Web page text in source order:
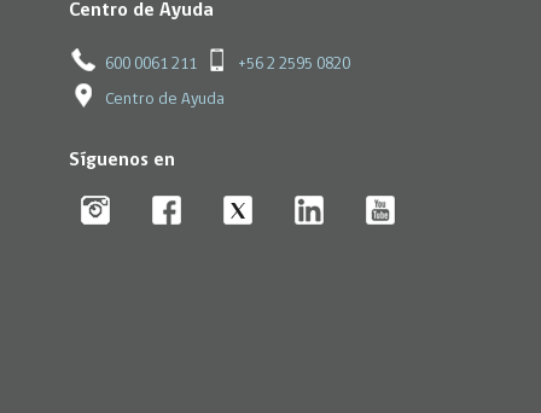
Centro de Ayuda
600 0061 211 +56 2 2595 0820
Centro de Ayuda
Síguenos en